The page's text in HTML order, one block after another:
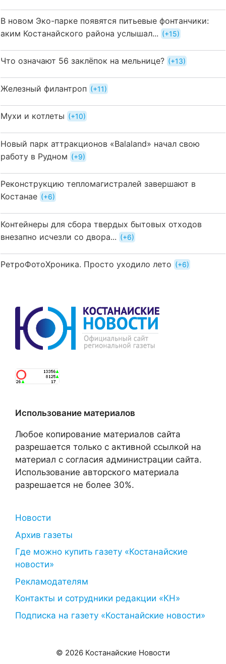
В новом Эко-парке появятся питьевые фонтанчики:
аким Костанайского района услышал...
+15
Что означают 56 заклёпок на мельнице? +13
Железный филантроп +11
Мухи и котлеты +10
Новый парк аттракционов «Balaland» начал свою
работу в Рудном
+9
Реконструкцию тепломагистралей завершают в
Костанае
+6
Контейнеры для сбора твердых бытовых отходов
внезапно исчезли со двора...
+6
РетроФотоХроника. Просто уходило лето +6
Использование материалов
Любое копирование материалов сайта
разрешается только с активной ссылкой на
материал с согласия администрации сайта.
Использование авторского материала
разрешается не более 30%.
Новости
Архив газеты
Где можно купить газету «Костанайские
новости»
Рекламодателям
Контакты и сотрудники редакции «КН»
Подписка на газету «Костанайские новости»
© 2026 Костанайские Новости